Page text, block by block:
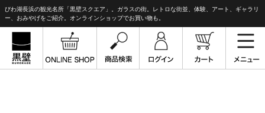
びわ湖長浜の観光名所「黒壁スクエア」。ガラスの街。レトロな街並、体験、アート、ギャラリ
ー、おみやげをご紹介。オンラインショップでお買い物も。